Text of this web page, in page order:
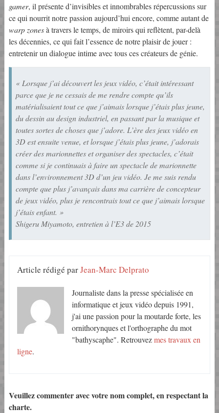
gamer, il présente d’invisibles et innombrables répercussions sur
ce qui nourrit notre passion aujourd’hui encore, comme autant de
warp zonesà travers le temps, de miroirs qui reflètent, par-delà
les décennies, ce qui fait l’essence de notre plaisir de jouer :
entretenir un dialogue intime avec tous ces créateurs de génie.
« Lorsque j’ai découvert les jeux vidéo, c’était intéressant
parce que je ne cessais de me rendre compte qu’ils
matérialisaient tout ce que j’aimais lorsque j’étais plus jeune,
du dessin au design industriel, en passant par la musique et
toutes sortes de choses que j’adore. L’ère des jeux vidéo en
3D est ensuite venue, et lorsque j’étais plus jeune, j’adorais
créer des marionnettes et organiser des spectacles, c’était
comme si je continuais à faire un spectacle de marionnette
dans l’environnement 3D d’un jeu vidéo. Je me suis rendu
compte que plus j’avançais dans ma carrière de concepteur
de jeux vidéo, plus je rencontrais tout ce que j’aimais lorsque
j’étais enfant. »
Shigeru Miyamoto, entretien à l’E3 de 2015
Article rédigé parJean-Marc Delprato
Journaliste dans la presse spécialisée en
informatique et jeux vidéo depuis 1991,
j'ai une passion pour la moutarde forte, les
ornithorynques et l'orthographe du mot
"bathyscaphe". Retrouvezmes travaux en
ligne.
Veuillez commenter avec votre nom complet, en respectant la
charte.